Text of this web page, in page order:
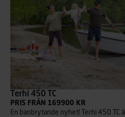
Terhi 450 TC
PRIS FRÅN 169900 KR
En banbrytande nyhet! Terhi 450 TC